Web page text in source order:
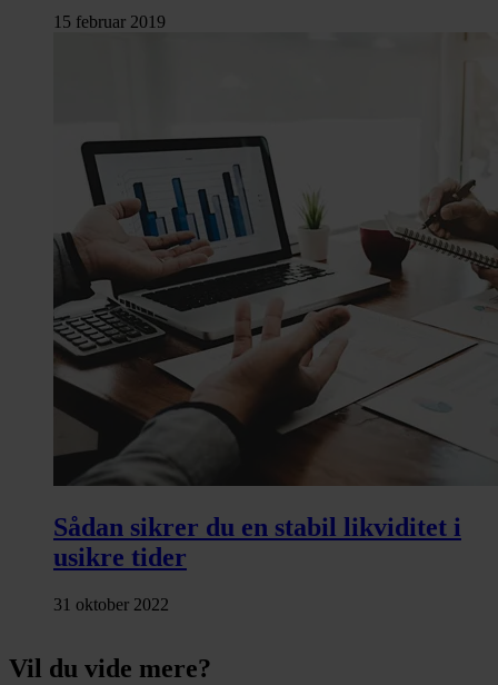
15 februar 2019
Sådan sikrer du en stabil likviditet i
usikre tider
31 oktober 2022
Vil du vide mere?